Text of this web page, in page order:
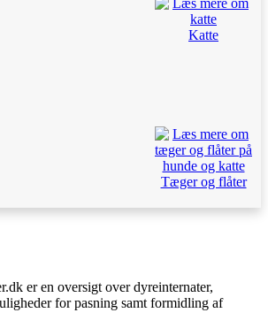
Katte
Tæger og flåter
er en oversigt over dyreinternater,
for pasning samt formidling af